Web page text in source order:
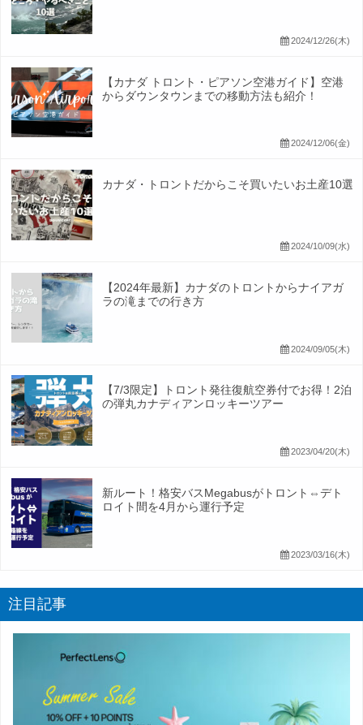
2024/12/26(木)
【カナダ トロント・ピアソン空港ガイド】空港
からダウンタウンまでの移動方法も紹介！
2024/12/06(金)
カナダ・トロントだからこそ買いたいお土産10選
2024/10/09(水)
【2024年最新】カナダのトロントからナイアガ
ラの滝までの行き方
2024/09/05(木)
【7/3限定】トロント発往復航空券付でお得！2泊
の弾丸カナディアンロッキーツアー
2023/04/20(木)
新ルート！格安バスMegabusがトロント⇔デト
ロイト間を4月から運行予定
2023/03/16(木)
注目記事